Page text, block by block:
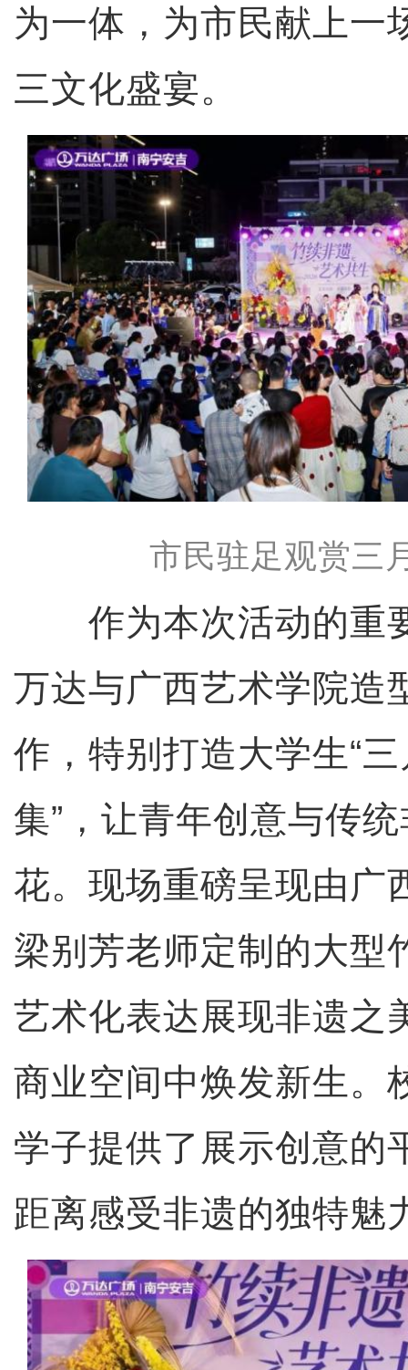
为一体，为市民献上一
三文化盛宴。
市民驻足观赏三
作为本次活动的重
万达与广西艺术学院造
作，特别打造大学生“三
集”，让青年创意与传
花。现场重磅呈现由广
梁别芳老师定制的大型
艺术化表达展现非遗之
商业空间中焕发新生。
学子提供了展示创意的
距离感受非遗的独特魅